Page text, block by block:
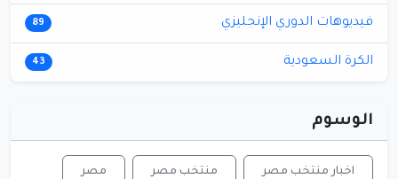
فيديوهات الدوري الإنجليزي 89
الكرة السعودية 43
الوسوم
اخبار منتخب مصر منتخب مصر مصر